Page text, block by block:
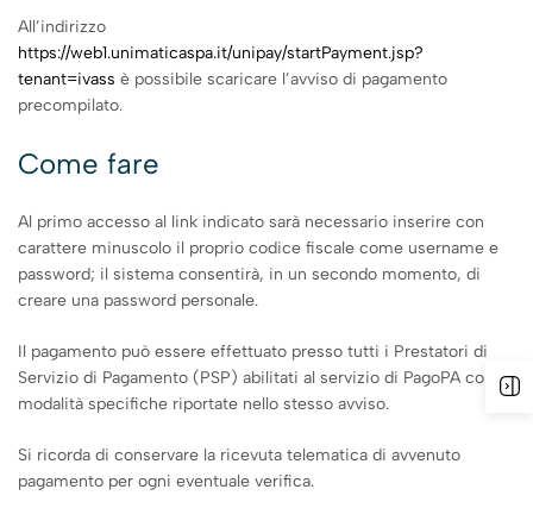
All’indirizzo
https://web1.unimaticaspa.it/unipay/startPayment.jsp?
tenant=ivass è possibile scaricare l’avviso di pagamento
precompilato.
Come fare
Al primo accesso al link indicato sarà necessario inserire con
carattere minuscolo il proprio codice fiscale come username e
password; il sistema consentirà, in un secondo momento, di
creare una password personale.
Il pagamento può essere effettuato presso tutti i Prestatori di
Servizio di Pagamento (PSP) abilitati al servizio di PagoPA con le
modalità specifiche riportate nello stesso avviso.
Si ricorda di conservare la ricevuta telematica di avvenuto
pagamento per ogni eventuale verifica.